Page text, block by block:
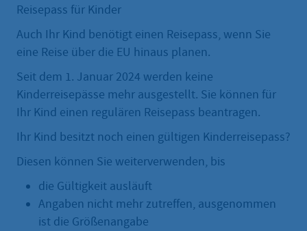
Reisepass für Kinder
Auch Ihr Kind benötigt einen Reisepass, wenn Sie
eine Reise über die EU hinaus planen.
Seit dem 1. Januar 2024 werden keine
Kinderreisepässe mehr ausgestellt. Sie können für
Ihr Kind einen regulären Reisepass beantragen.
Ihr Kind besitzt noch einen gültigen Kinderreisepass?
Diesen können Sie weiterverwenden, bis
die Gültigkeit ausläuft
Angaben nicht mehr zutreffen, ausgenommen
ist die Größenangabe